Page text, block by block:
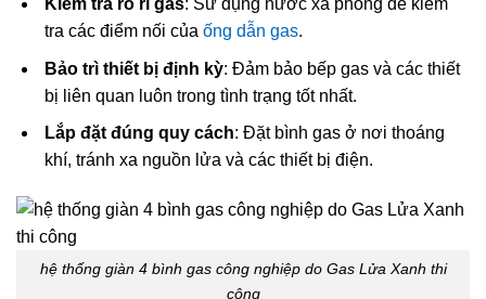
Kiểm tra rò rỉ gas: Sử dụng nước xà phòng để kiểm
tra các điểm nối của ống dẫn gas.
Bảo trì thiết bị định kỳ: Đảm bảo bếp gas và các thiết
bị liên quan luôn trong tình trạng tốt nhất.
Lắp đặt đúng quy cách: Đặt bình gas ở nơi thoáng
khí, tránh xa nguồn lửa và các thiết bị điện.
hệ thống giàn 4 bình gas công nghiệp do Gas Lửa Xanh thi
công